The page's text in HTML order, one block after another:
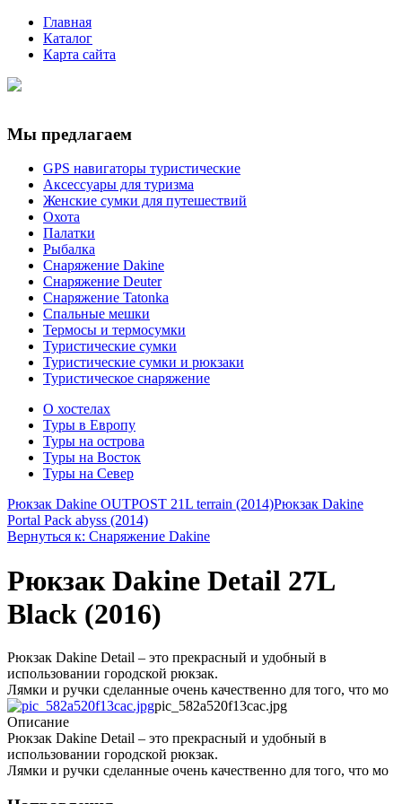
Главная
Каталог
Карта сайта
Мы предлагаем
GPS навигаторы туристические
Аксессуары для туризма
Женские сумки для путешествий
Охота
Палатки
Рыбалка
Снаряжение Dakine
Снаряжение Deuter
Снаряжение Tatonka
Спальные мешки
Термосы и термосумки
Туристические сумки
Туристические сумки и рюкзаки
Туристическое снаряжение
О хостелах
Туры в Европу
Туры на острова
Туры на Восток
Туры на Север
Рюкзак Dakine OUTPOST 21L terrain (2014)Рюкзак Dakine
Portal Pack abyss (2014)
Вернуться к: Снаряжение Dakine
Рюкзак Dakine Detail 27L
Black (2016)
Рюкзак Dakine Detail – это прекрасный и удобный в
использовании городской рюкзак.
Лямки и ручки сделанные очень качественно для того, что мо
pic_582a520f13cac.jpg
Описание
Рюкзак Dakine Detail – это прекрасный и удобный в
использовании городской рюкзак.
Лямки и ручки сделанные очень качественно для того, что мо